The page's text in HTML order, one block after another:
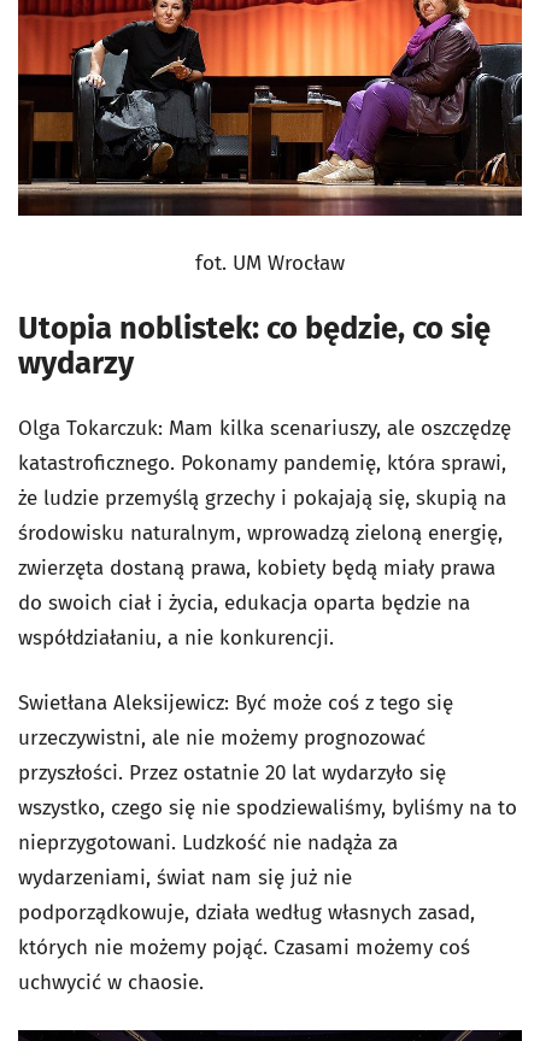
fot. UM Wrocław
Utopia noblistek: co będzie, co się
wydarzy
Olga Tokarczuk: Mam kilka scenariuszy, ale oszczędzę
katastroficznego. Pokonamy pandemię, która sprawi,
że ludzie przemyślą grzechy i pokajają się, skupią na
środowisku naturalnym, wprowadzą zieloną energię,
zwierzęta dostaną prawa, kobiety będą miały prawa
do swoich ciał i życia, edukacja oparta będzie na
współdziałaniu, a nie konkurencji.
Swietłana Aleksijewicz: Być może coś z tego się
urzeczywistni, ale nie możemy prognozować
przyszłości. Przez ostatnie 20 lat wydarzyło się
wszystko, czego się nie spodziewaliśmy, byliśmy na to
nieprzygotowani. Ludzkość nie nadąża za
wydarzeniami, świat nam się już nie
podporządkowuje, działa według własnych zasad,
których nie możemy pojąć. Czasami możemy coś
uchwycić w chaosie.